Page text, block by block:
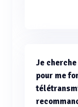
Je
pour me